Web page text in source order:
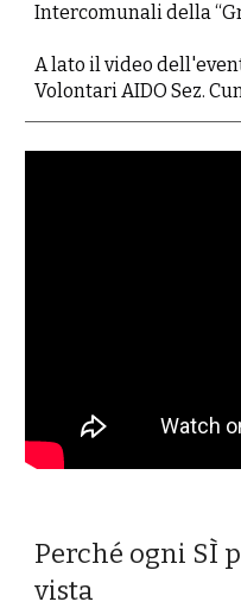
Intercomunali della
A lato il video
Volontari AIDO Sez.
Perché ogni SÌ
vista